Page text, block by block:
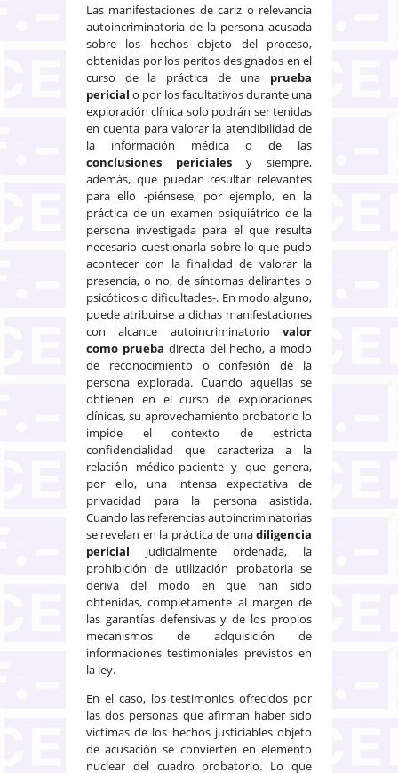
Las manifestaciones de cariz o relevancia
autoincriminatoria de la persona acusada
sobre los hechos objeto del proceso,
obtenidas por los peritos designados en el
curso de la práctica de una prueba
pericial o por los facultativos durante una
exploración clínica solo podrán ser tenidas
en cuenta para valorar la atendibilidad de
la información médica o de las
conclusiones periciales y siempre,
además, que puedan resultar relevantes
para ello -piénsese, por ejemplo, en la
práctica de un examen psiquiátrico de la
persona investigada para el que resulta
necesario cuestionarla sobre lo que pudo
acontecer con la finalidad de valorar la
presencia, o no, de síntomas delirantes o
psicóticos o dificultades-. En modo alguno,
puede atribuirse a dichas manifestaciones
con alcance autoincriminatorio valor
como prueba directa del hecho, a modo
de reconocimiento o confesión de la
persona explorada. Cuando aquellas se
obtienen en el curso de exploraciones
clínicas, su aprovechamiento probatorio lo
impide el contexto de estricta
confidencialidad que caracteriza a la
relación médico-paciente y que genera,
por ello, una intensa expectativa de
privacidad para la persona asistida.
Cuando las referencias autoincriminatorias
se revelan en la práctica de unadiligencia
pericial judicialmente ordenada, la
prohibición de utilización probatoria se
deriva del modo en que han sido
obtenidas, completamente al margen de
las garantías defensivas y de los propios
mecanismos de adquisición de
informaciones testimoniales previstos en
la ley.
En el caso, los testimonios ofrecidos por
las dos personas que afirman haber sido
víctimas de los hechos justiciables objeto
de acusación se convierten en elemento
nuclear del cuadro probatorio. Lo que